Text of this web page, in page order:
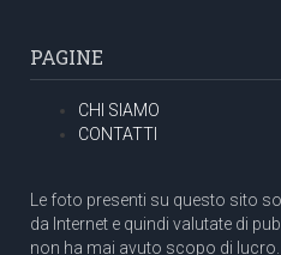
PAGINE
CHI SIAMO
CONTATTI
Le foto presenti su questo sito
da Internet e quindi valutate di
non ha mai avuto scopo di